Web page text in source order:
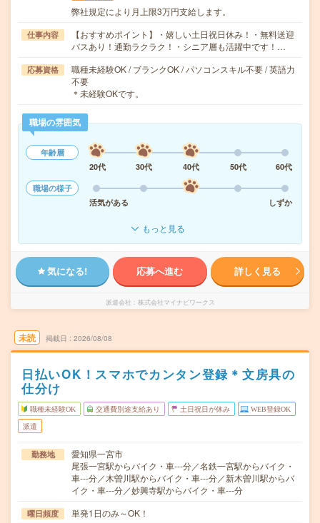
弊社規定により月上限3万円支給します。
仕事内容
【おすすめポイント】・嬉しい土日祝日休み！・無料送迎
バスあり！通勤ラクラク！・シニア層も活躍中です！…
応募資格
職種未経験OK / ブランクOK / パソコンスキル不要 / 英語力
不要
＊未経験OKです。
職場の雰囲気
年齢層
20代
30代 40代 50代
60代
職場の様子
活気がある
しずか
もっと見る
気になる! 応募へ進む 詳しく見る
派遣会社 株式会社マイナビワークス
未読 掲載日 2026/08/08
日払いOK！スマホでカンタン登録＊文房具の
仕分け
職種未経験OK 交通費別途支給あり 土日祝日が休み WEB登録OK
派遣
勤務地
愛知県一宮市
尾張一宮駅からバイク・車---分／名鉄一宮駅からバイク・
車---分／木曽川駅からバイク・車---分／新木曽川駅からバ
イク・車---分／妙興寺駅からバイク・車---分
曜日頻度 単発1日のみ～OK！